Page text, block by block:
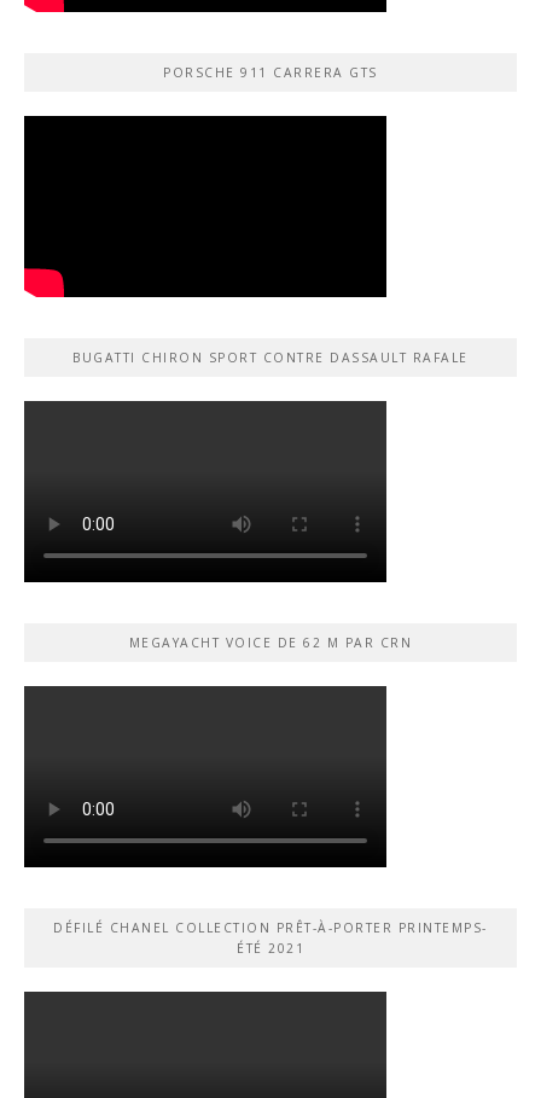
PORSCHE 911 CARRERA GTS
BUGATTI CHIRON SPORT CONTRE DASSAULT RAFALE
MEGAYACHT VOICE DE 62 M PAR CRN
DÉFILÉ CHANEL COLLECTION PRÊT-À-PORTER PRINTEMPS-
ÉTÉ 2021